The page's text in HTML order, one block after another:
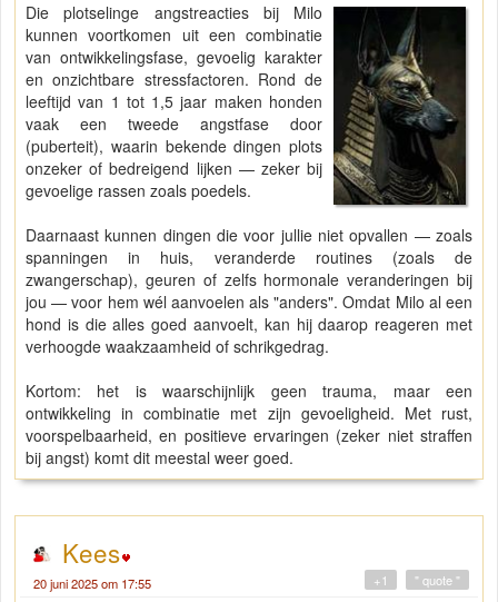
Die plotselinge angstreacties bij Milo
kunnen voortkomen uit een combinatie
van ontwikkelingsfase, gevoelig karakter
en onzichtbare stressfactoren. Rond de
leeftijd van 1 tot 1,5 jaar maken honden
vaak een tweede angstfase door
(puberteit), waarin bekende dingen plots
onzeker of bedreigend lijken — zeker bij
gevoelige rassen zoals poedels.
Daarnaast kunnen dingen die voor jullie niet opvallen — zoals
spanningen in huis, veranderde routines (zoals de
zwangerschap), geuren of zelfs hormonale veranderingen bij
jou — voor hem wél aanvoelen als "anders". Omdat Milo al een
hond is die alles goed aanvoelt, kan hij daarop reageren met
verhoogde waakzaamheid of schrikgedrag.
Kortom: het is waarschijnlijk geen trauma, maar een
ontwikkeling in combinatie met zijn gevoeligheid. Met rust,
voorspelbaarheid, en positieve ervaringen (zeker niet straffen
bij angst) komt dit meestal weer goed.
Kees
20 juni 2025 om 17:55 " quote "
+1